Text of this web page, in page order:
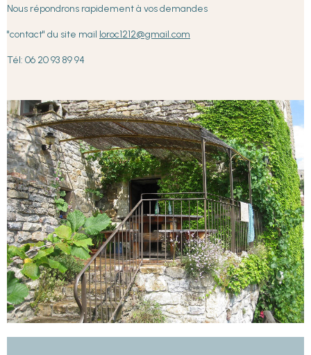
Nous répondrons rapidement à vos demandes
"contact" du site mail loroc1212@gmail.com
Tél: 06 20 93 89 94